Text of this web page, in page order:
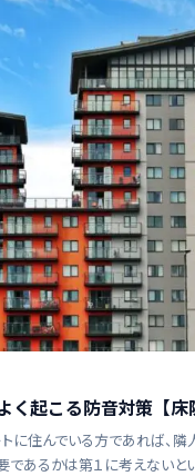
く起こる防音対策【床
に住んでいる方であれば、
あるかは第１に考えないと